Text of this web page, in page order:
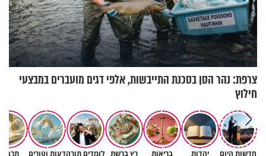
צרפת: נהר הסן בסכנת התייבשות, אלפי דגים מועברים במבצעי
חילוץ
חדשות היום יהדות בריאות רץ ברשת לומדים תורהדעות וטורים